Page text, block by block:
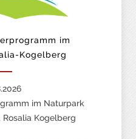
im
Kogelberg
im Naturpark
Kogelberg